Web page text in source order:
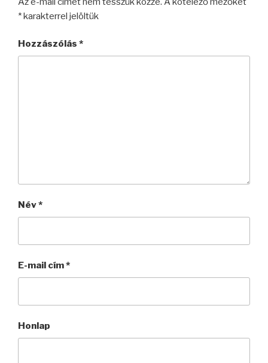
*karakterrel jelöltük
Hozzászólás *
Név*
E-mail cím*
Honlap